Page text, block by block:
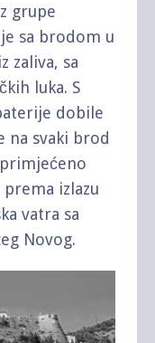
grupe
sa brodom u
zaliva, sa
luka. S
dobile
na svaki brod
izlazu
vatra sa
Novog.